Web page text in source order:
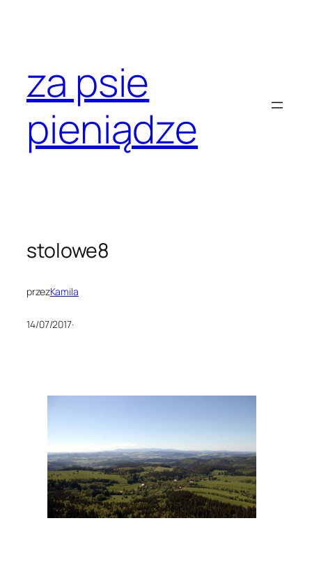
za psie
pieniądze
stolowe8
przezKamila
14/07/2017·